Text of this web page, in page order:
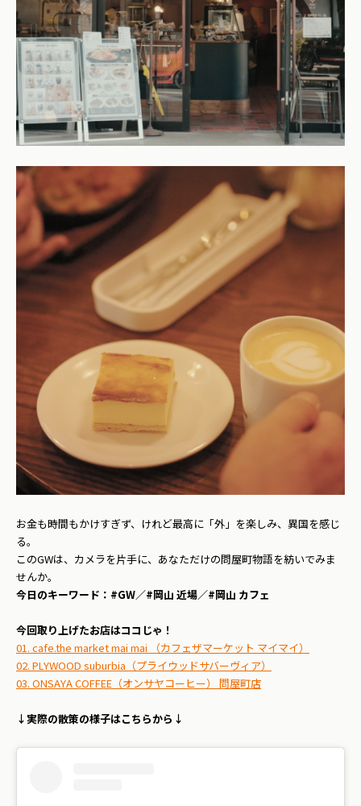
お金も時間もかけすぎず、けれど最高に「外」を楽しみ、異国を感じ
る。
このGWは、カメラを片手に、あなただけの問屋町物語を紡いでみま
せんか。
今日のキーワード：#GW／#岡山 近場／#岡山 カフェ
今回取り上げたお店はココじゃ！
01. cafe.the market mai mai （カフェザマーケット マイマイ）
02. PLYWOOD suburbia（プライウッドサバーヴィア）
03. ONSAYA COFFEE（オンサヤコーヒー） 問屋町店
↓実際の散策の様子はこちらから↓